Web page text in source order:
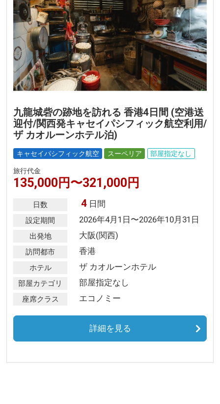
九龍城砦の跡地を訪れる 香港4日間 (空港送
迎付/関西発キャセイパシフィック航空利用/
ザ カオルーンホテル泊)
キャセイパシフィック航空 スーペリア 部屋指定なし
旅行代金
135,000円〜321,000円
日数 4 日間
設定期間 2026年4月1日〜2026年10月31日
出発地 大阪(関西)
訪問都市 香港
ホテル ザ カオルーンホテル
部屋カテゴリ 部屋指定なし
座席クラス エコノミー
詳細を見る